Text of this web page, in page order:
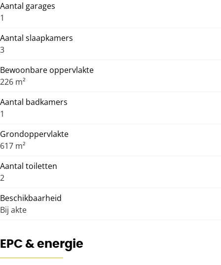
Aantal garages
1
Aantal slaapkamers
3
Bewoonbare oppervlakte
226 m²
Aantal badkamers
1
Grondoppervlakte
617 m²
Aantal toiletten
2
Beschikbaarheid
Bij akte
EPC & energie